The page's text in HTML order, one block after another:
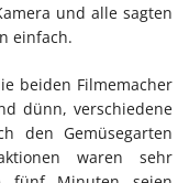
und alle sagten
einfach.
beiden Filmemacher
dünn, verschiedene
den Gemüsegarten
waren sehr